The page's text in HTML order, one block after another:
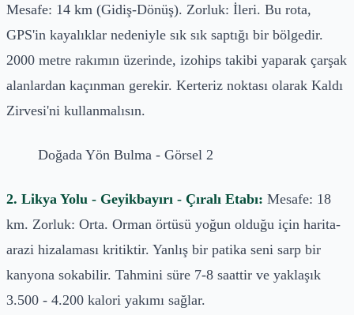
Mesafe: 14 km (Gidiş-Dönüş). Zorluk: İleri. Bu rota,
GPS'in kayalıklar nedeniyle sık sık saptığı bir bölgedir.
2000 metre rakımın üzerinde, izohips takibi yaparak çarşak
alanlardan kaçınman gerekir. Kerteriz noktası olarak Kaldı
Zirvesi'ni kullanmalısın.
Doğada Yön Bulma - Görsel 2
2. Likya Yolu - Geyikbayırı - Çıralı Etabı: Mesafe: 18
km. Zorluk: Orta. Orman örtüsü yoğun olduğu için harita-
arazi hizalaması kritiktir. Yanlış bir patika seni sarp bir
kanyona sokabilir. Tahmini süre 7-8 saattir ve yaklaşık
3.500 - 4.200 kalori yakımı sağlar.